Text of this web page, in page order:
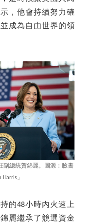
，他會持續努力確
成為自由世界的領
副總統賀錦麗。圖源：臉書
Harris」
的48小時內火速上
麗繼承了競選資金